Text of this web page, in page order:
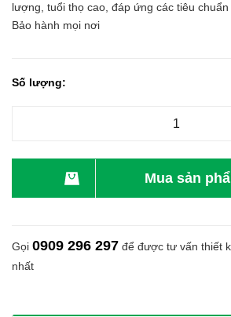
lượng, tuổi thọ cao, đáp ứng các tiêu
Bảo hành mọi nơi
Số lượng:
Mua sản
Gọi 0909 296 297 để được tư vấn thiết
nhất